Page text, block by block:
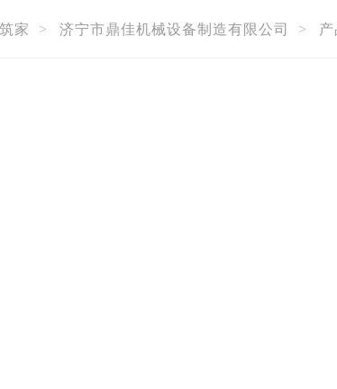
家 > 济宁市鼎佳机械设备制造有限公司 >